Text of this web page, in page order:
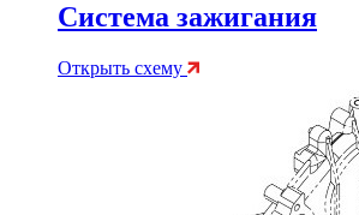
Система зажигания
Открыть схему